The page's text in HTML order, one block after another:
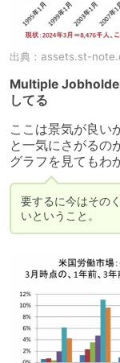
出典： assets.st-
Multiple
してる
ここは景気が良い
と一気にさがるの
グラフを見てもわ
要するに今はその
いということ。